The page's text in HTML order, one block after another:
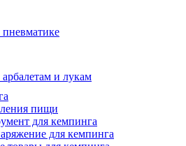
и лукам
пищи
для кемпинга
для кемпинга